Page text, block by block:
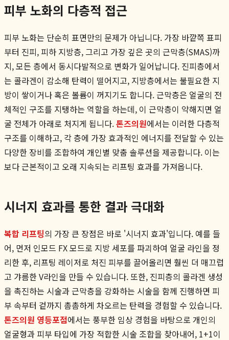
피부 노화의 다층적 접근
피부 노화는 단순히 표면만의 문제가 아닙니다. 가장 바깥쪽 표피
부터 진피, 피하 지방층, 그리고 가장 깊은 곳의 근막층(SMAS)까
지, 모든 층에서 동시다발적으로 변화가 일어납니다. 진피층에서
는 콜라겐이 감소해 탄력이 떨어지고, 지방층에서는 불필요한 지
방이 쌓이거나 혹은 볼륨이 꺼지기도 합니다. 근막층은 얼굴의 전
체적인 구조를 지탱하는 역할을 하는데, 이 근막층이 약해지면 얼
굴 전체가 아래로 처지게 됩니다.톤즈의원에서는 이러한 다층적
구조를 이해하고, 각 층에 가장 효과적인 에너지를 전달할 수 있는
다양한 장비를 조합하여 개인별 맞춤 솔루션을 제공합니다. 이는
보다 근본적이고 오래 지속되는 리프팅 효과를 가져옵니다.
시너지 효과를 통한 결과 극대화
복합 리프팅의 가장 큰 장점은 바로 '시너지 효과'입니다. 예를 들
어, 먼저 인모드 FX 모드로 지방 세포를 파괴하여 얼굴 라인을 정
리한 후, 리프팅 레이저로 처진 피부를 끌어올리면 훨씬 더 매끄럽
고 갸름한 V라인을 만들 수 있습니다. 또한, 진피층의 콜라겐 생성
을 촉진하는 시술과 근막층을 강화하는 시술을 함께 진행하면 피
부 속부터 겉까지 촘촘하게 차오르는 탄력을 경험할 수 있습니다.
톤즈의원 영등포점에서는 풍부한 임상 경험을 바탕으로 개인의
얼굴형과 피부 타입에 가장 적합한 시술 조합을 찾아내어, 1+1이